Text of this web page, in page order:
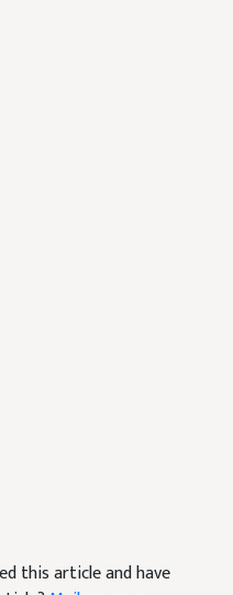
this article and have